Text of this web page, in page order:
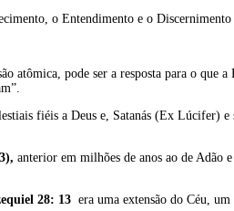
o Entendimento e o
atômica, pode ser a resposta para o que
fiéis a Deus e, Satanás (Ex Lúcifer)
anterior em milhões de anos ao de Adão
28: 13 era uma extensão do Céu,